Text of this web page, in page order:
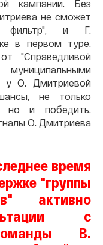
кампании. Без
не сможет
фильтр", и Г.
в первом туре.
"Справедливой
у О. Дмитриевой
не только
но и победить.
О. Дмитриева
время
"группы
активно
с
В.